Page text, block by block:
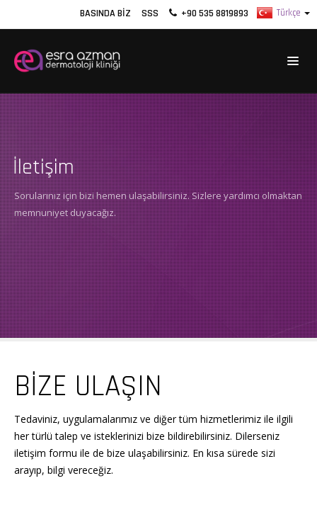
BASINDA BIZ SSS +90 535 8819893
İletişim
Sorularınız için bizi hemen ulaşabilirsiniz. Sizlere yardımcı olmaktan
memnuniyet duyacağız.
BİZE ULAŞIN
Tedaviniz, uygulamalarımız ve diğer tüm hizmetlerimiz ile ilgili
her türlü talep ve isteklerinizi bize bildirebilirsiniz. Dilerseniz
iletişim formu ile de bize ulaşabilirsiniz. En kısa sürede sizi
arayıp, bilgi vereceğiz.